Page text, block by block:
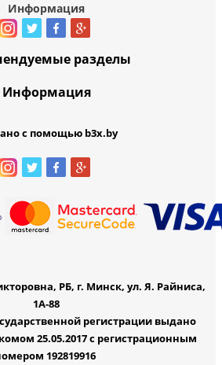
Информация
разделы
Информация
с помощью b3x.by
РБ, г. Минск, ул. Я. Райниса,
1А-88
регистрации выдано
25.05.2017 с регистрационным
192819916